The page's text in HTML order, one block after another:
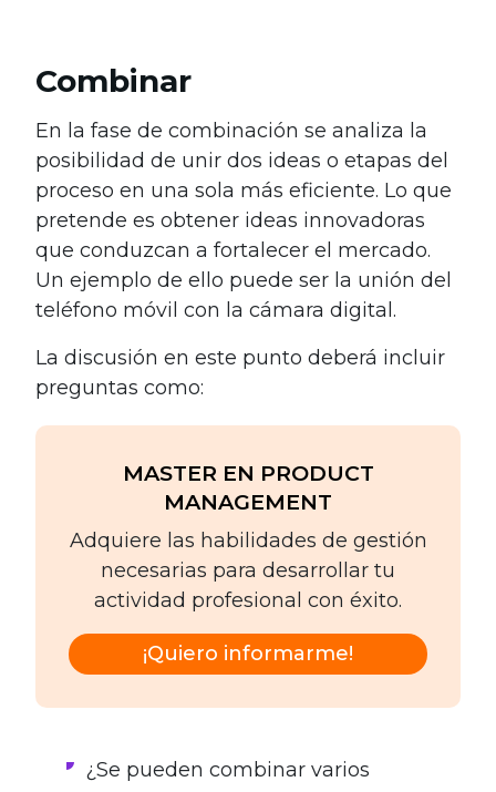
Combinar
En la fase de combinación se analiza la
posibilidad de unir dos ideas o etapas del
proceso en una sola más eficiente. Lo que
pretende es obtener ideas innovadoras
que conduzcan a fortalecer el mercado.
Un ejemplo de ello puede ser la unión del
teléfono móvil con la cámara digital.
La discusión en este punto deberá incluir
preguntas como:
MASTER EN PRODUCT
MANAGEMENT
Adquiere las habilidades de gestión
necesarias para desarrollar tu
actividad profesional con éxito.
¡Quiero informarme!
¿Se pueden combinar varios